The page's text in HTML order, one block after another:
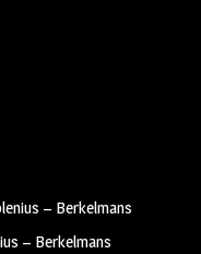
– Berkelmans
– Berkelmans